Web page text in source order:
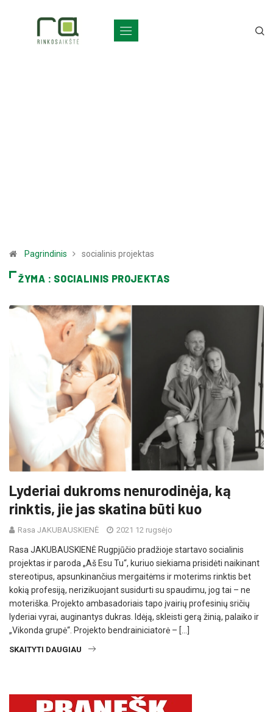
Pagrindinis socialinis projektas
ŽYMA : SOCIALINIS PROJEKTAS
Lyderiai dukroms nenurodinėja, ką
rinktis, jie jas skatina būti kuo
Rasa JAKUBAUSKIENĖ 2021 12 rugsėjo
Rasa JAKUBAUSKIENĖ Rugpjūčio pradžioje startavo socialinis
projektas ir paroda „Aš Esu Tu“, kuriuo siekiama prisidėti naikinant
stereotipus, apsunkinančius mergaitėms ir moterims rinktis bet
kokią profesiją, nerizikuojant susidurti su spaudimu, jog tai – ne
moteriška. Projekto ambasadoriais tapo įvairių profesinių sričių
lyderiai vyrai, auginantys dukras. Idėją, skleisti gerą žinią, palaiko ir
„Vikonda grupė“. Projekto bendrainiciatorė – […]
SKAITYTI DAUGIAU